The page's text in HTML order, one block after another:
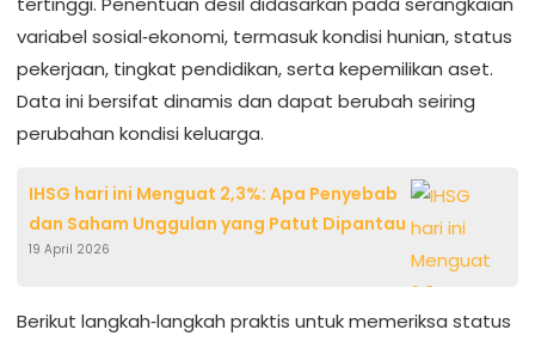
variabel sosial‑ekonomi, termasuk kondisi hunian, status
pekerjaan, tingkat pendidikan, serta kepemilikan aset.
Data ini bersifat dinamis dan dapat berubah seiring
perubahan kondisi keluarga.
IHSG hari ini Menguat 2,3%: Apa Penyebab
dan Saham Unggulan yang Patut Dipantau
19 April 2026
Berikut langkah‑langkah praktis untuk memeriksa status